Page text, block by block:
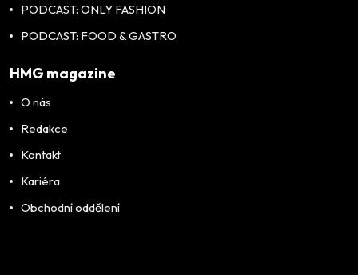
PODCAST: ONLY FASHION
PODCAST: FOOD & GASTRO
HMG magazine
O nás
Redakce
Kontakt
Kariéra
Obchodní oddělení